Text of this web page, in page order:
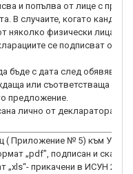
и попълва от лице с право
В случаите, когато
няколко физически лица, се
се подписват от
бъде с дата след обявяване
или съответстваща на
предложение.
лично от декларатора, а
( Приложение № 5) към
„pdf”, подписан и
прикачени в ИСУН 2020;